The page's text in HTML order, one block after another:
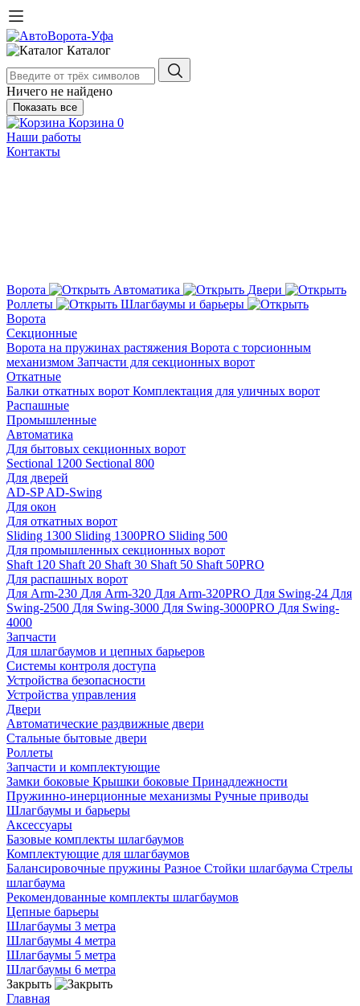
Каталог
Ничего не найдено
Показать все
Корзина 0
Наши работы
Контакты
Ворота Автоматика
Двери
Роллеты
Шлагбаумы и барьеры
Ворота
Секционные
Ворота на пружинах растяжения Ворота с торсионным
механизмом Запчасти для секционных ворот
Откатные
Балки откатных ворот Комплектация для уличных ворот
Распашные
Промышленные
Автоматика
Для бытовых секционных ворот
Sectional 1200 Sectional 800
Для дверей
AD-SPAD-Swing
Для окон
Для откатных ворот
Sliding 1300 Sliding 1300PRO Sliding 500
Для промышленных секционных ворот
Shaft 120 Shaft 20 Shaft 30 Shaft 50 Shaft 50PRO
Для распашных ворот
Для Arm-230 Для Arm-320 Для Arm-320PRO Для Swing-24 Для
Swing-2500 Для Swing-3000 Для Swing-3000PRO Для Swing-
4000
Запчасти
Для шлагбаумов и цепных барьеров
Системы контроля доступа
Устройства безопасности
Устройства управления
Двери
Автоматические раздвижные двери
Стальные бытовые двери
Роллеты
Запчасти и комплектующие
Замки боковые Крышки боковые Принадлежности
Пружинно-инерционные механизмы Ручные приводы
Шлагбаумы и барьеры
Аксессуары
Базовые комплекты шлагбаумов
Комплектующие для шлагбаумов
Балансировочные пружины Разное Стойки шлагбаума Стрелы
шлагбаума
Рекомендованные комплекты шлагбаумов
Цепные барьеры
Шлагбаумы 3 метра
Шлагбаумы 4 метра
Шлагбаумы 5 метра
Шлагбаумы 6 метра
Закрыть
Главная